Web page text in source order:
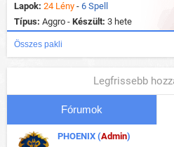
Lapok: 24 Lény - 6 Spell
Típus: Aggro - Készült: 3 hete
Összes pakli
Legfrissebb
Fórumok
PHOENIX (Admin)